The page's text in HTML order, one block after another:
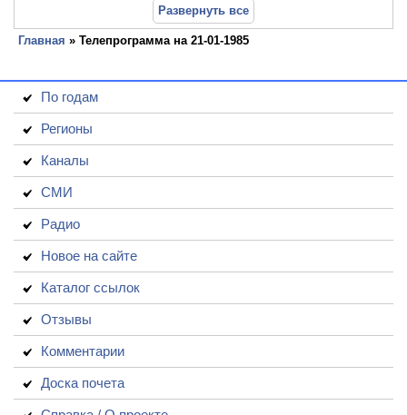
Развернуть все
Главная » Телепрограмма на 21-01-1985
По годам
Регионы
Каналы
СМИ
Радио
Новое на сайте
Каталог ссылок
Отзывы
Комментарии
Доска почета